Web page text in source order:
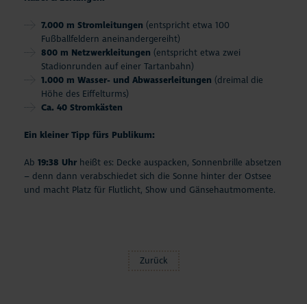
7.000 m Stromleitungen (entspricht etwa 100
Fußballfeldern aneinandergereiht)
800 m Netzwerkleitungen (entspricht etwa zwei
Stadionrunden auf einer Tartanbahn)
1.000 m Wasser- und Abwasserleitungen (dreimal die
Höhe des Eiffelturms)
Ca. 40 Stromkästen
Ein kleiner Tipp fürs Publikum:
Ab 19:38 Uhr heißt es: Decke auspacken, Sonnenbrille absetzen
– denn dann verabschiedet sich die Sonne hinter der Ostsee
und macht Platz für Flutlicht, Show und Gänsehautmomente.
Zurück